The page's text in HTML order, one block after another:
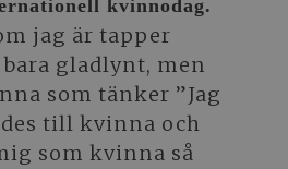
kvinnodag.
jag är tapper
gladlynt, men
som tänker ”Jag
till kvinna och
som kvinna så